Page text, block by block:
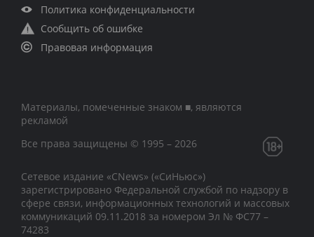
Политика конфиденциальности
Сообщить об ошибке
Правовая информация
Материалы, помеченные знаком ■, являются
рекламой
Все права защищены © 1995 – 2026
Сетевое издание «CNews» («СиНьюс»)
зарегистрировано Федеральной службой по надзору в
сфере связи, информационных технологий и массовых
коммуникаций 09.11.2018 за номером Эл № ФС77 –
74283